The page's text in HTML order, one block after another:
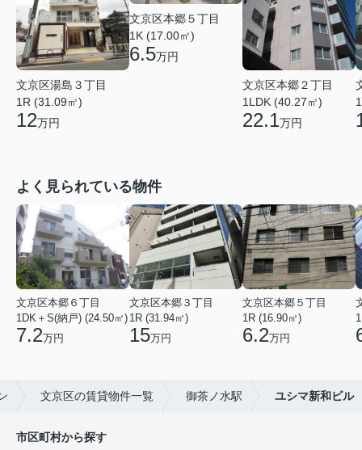
文京区湯島３丁目
1R (31.09㎡)
12万円
文京区本郷５丁目
1K (17.00㎡)
6.5万円
文京区本郷２丁目
1LDK (40.27㎡)
22.1万円
よく見られている物件
文京区本郷６丁目
1DK＋S(納戸) (24.50㎡)
7.2万円
文京区本郷３丁目
1R (31.94㎡)
15万円
文京区本郷５丁目
1R (16.90㎡)
6.2万円
文京区の賃貸物件一覧 御茶ノ水駅 ユシマ新和ビル
市区町村から探す